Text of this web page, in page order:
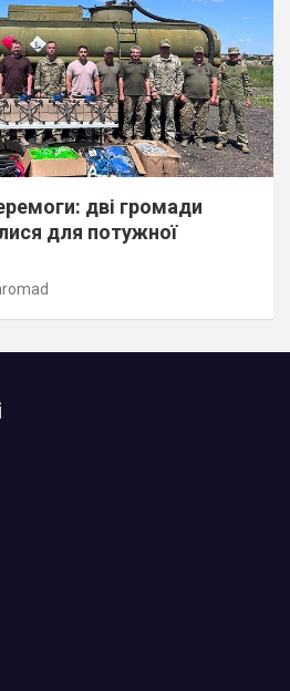
дві громади
для потужної